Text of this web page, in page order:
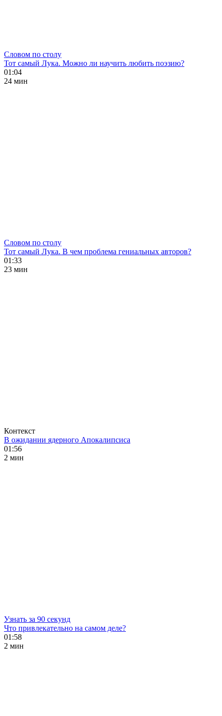
Словом по столу
Тот самый Лука. Можно ли научить любить поэзию?
01:04
24 мин
Словом по столу
Тот самый Лука. В чем проблема гениальных авторов?
01:33
23 мин
Контекст
В ожидании ядерного Апокалипсиса
01:56
2 мин
Узнать за 90 секунд
Что привлекательно на самом деле?
01:58
2 мин